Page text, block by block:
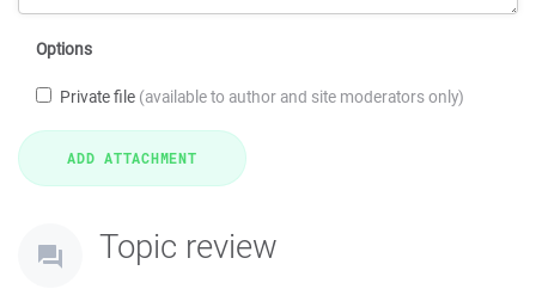
Options
Private file (available to author and site moderators only)
Topic review